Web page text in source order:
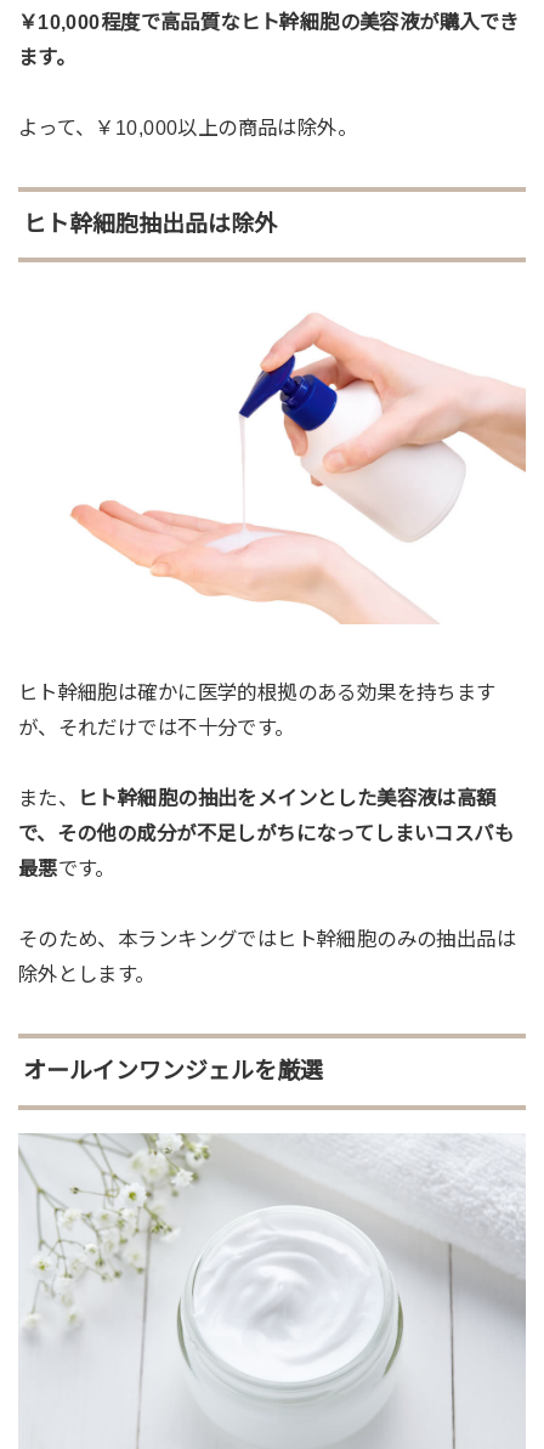
￥10,000程度で高品質なヒト幹細胞の美容液が購入でき
ます。
よって、￥10,000以上の商品は除外。
ヒト幹細胞抽出品は除外
ヒト幹細胞は確かに医学的根拠のある効果を持ちます
が、それだけでは不十分です。
また、
ヒト幹細胞の抽出をメインとした美容液は高額
で、その他の成分が不足しがちになってしまいコスパも
最悪です。
そのため、本ランキングではヒト幹細胞のみの抽出品は
除外とします。
オールインワンジェルを厳選